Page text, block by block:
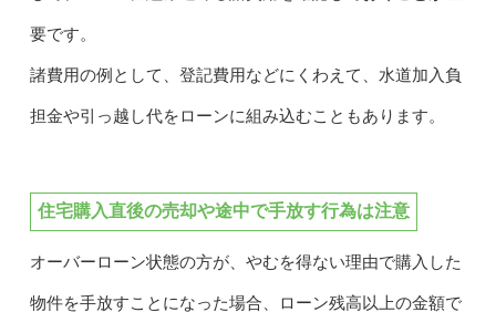
要です。
諸費用の例として、登記費用などにくわえて、水道加入負
担金や引っ越し代をローンに組み込むこともあります。
住宅購入直後の売却や途中で手放す行為は注意
オーバーローン状態の方が、やむを得ない理由で購入した
物件を手放すことになった場合、ローン残高以上の金額で